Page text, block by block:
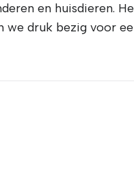
en huisdieren.
druk bezig voor